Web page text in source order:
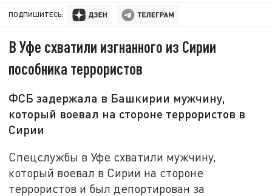
ПОДПИШИТЕСЬ:
В Уфе схватили изгнанного из Сирии
пособника террористов
ФСБ задержала в Башкирии мужчину,
который воевал на стороне террористов в
Сирии
Спецслужбы в Уфе схватили мужчину,
который воевал в Сирии на стороне
террористов и был депортирован за